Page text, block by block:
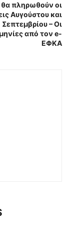
πληρωθούν οι
Αυγούστου και
Σεπτεμβρίου – Οι
από τον e-
ΕΦΚΑ